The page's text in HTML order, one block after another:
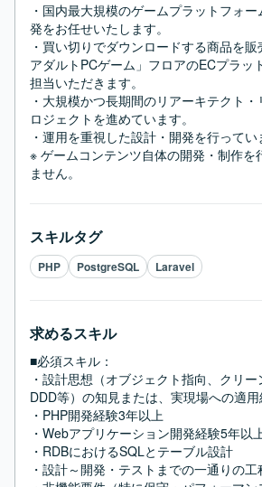
・国内最大規模のゲームプラットフォ
発をお任せいたします。
・買い切りでダウンロードする商品を
アダルトPCゲーム」フロアのECプラッ
担当いただきます。
・大規模かつ長期間のリアーキテクト
ロジェクトを進めています。
・運用を重視した設計・開発を行ってい
※ ゲームコンテンツ自体の開発・制作を
ません。
スキルタグ
PHP PostgreSQL Laravel
求めるスキル
■必須スキル：
・設計思想（オブジェクト指向、クリー
DDD等）の知見または、実現場への適
・PHP開発経験3年以上
・Webアプリケーション開発経験5年以
・RDBにおけるSQLとテーブル設計
・設計～開発・テストまでの一通りの